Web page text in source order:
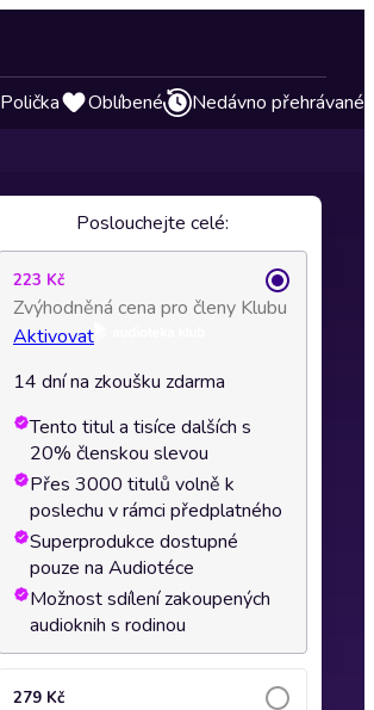
Polička Oblíbené Nedávno přehrávané
Poslouchejte celé:
223 Kč
Zvýhodněná cena pro členy Klubu
Aktivovat
14 dní na zkoušku zdarma
Tento titul a tisíce dalších s
20% členskou slevou
Přes 3000 titulů volně k
poslechu v rámci předplatného
Superprodukce dostupné
pouze na Audiotéce
Možnost sdílení zakoupených
audioknih s rodinou
279 Kč